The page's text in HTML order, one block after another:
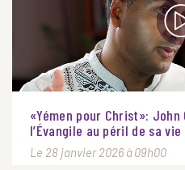
«Yémen pour Christ»: John
l’Évangile au péril de sa vie
Le 28 janvier 2026 à 09h00